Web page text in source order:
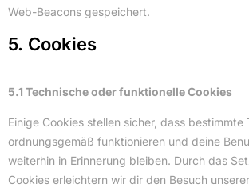
Web-Beacons gespeichert.
5. Cookies
5.1 Technische oder funktionelle Cookies
Einige Cookies stellen sicher, dass bestimmte
ordnungsgemäß funktionieren und deine
weiterhin in Erinnerung bleiben. Durch das
Cookies erleichtern wir dir den Besuch